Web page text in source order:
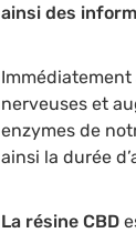
ainsi des
nerveuses et
enzymes de
ainsi la durée
La résine CBD